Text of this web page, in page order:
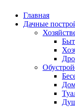
Главная
Дачные